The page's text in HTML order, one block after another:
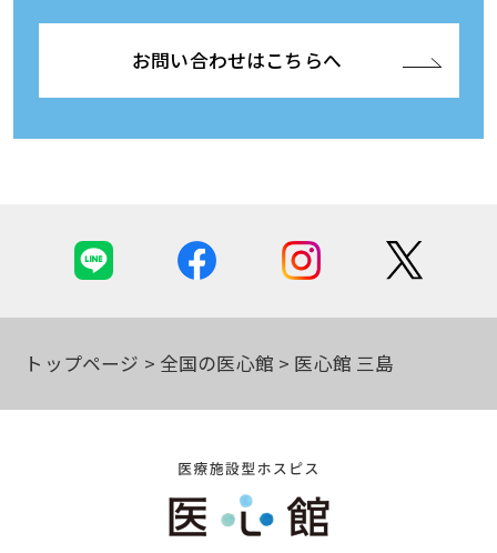
お問い合わせはこちらへ
トップページ 全国の医心館 医心館 三島